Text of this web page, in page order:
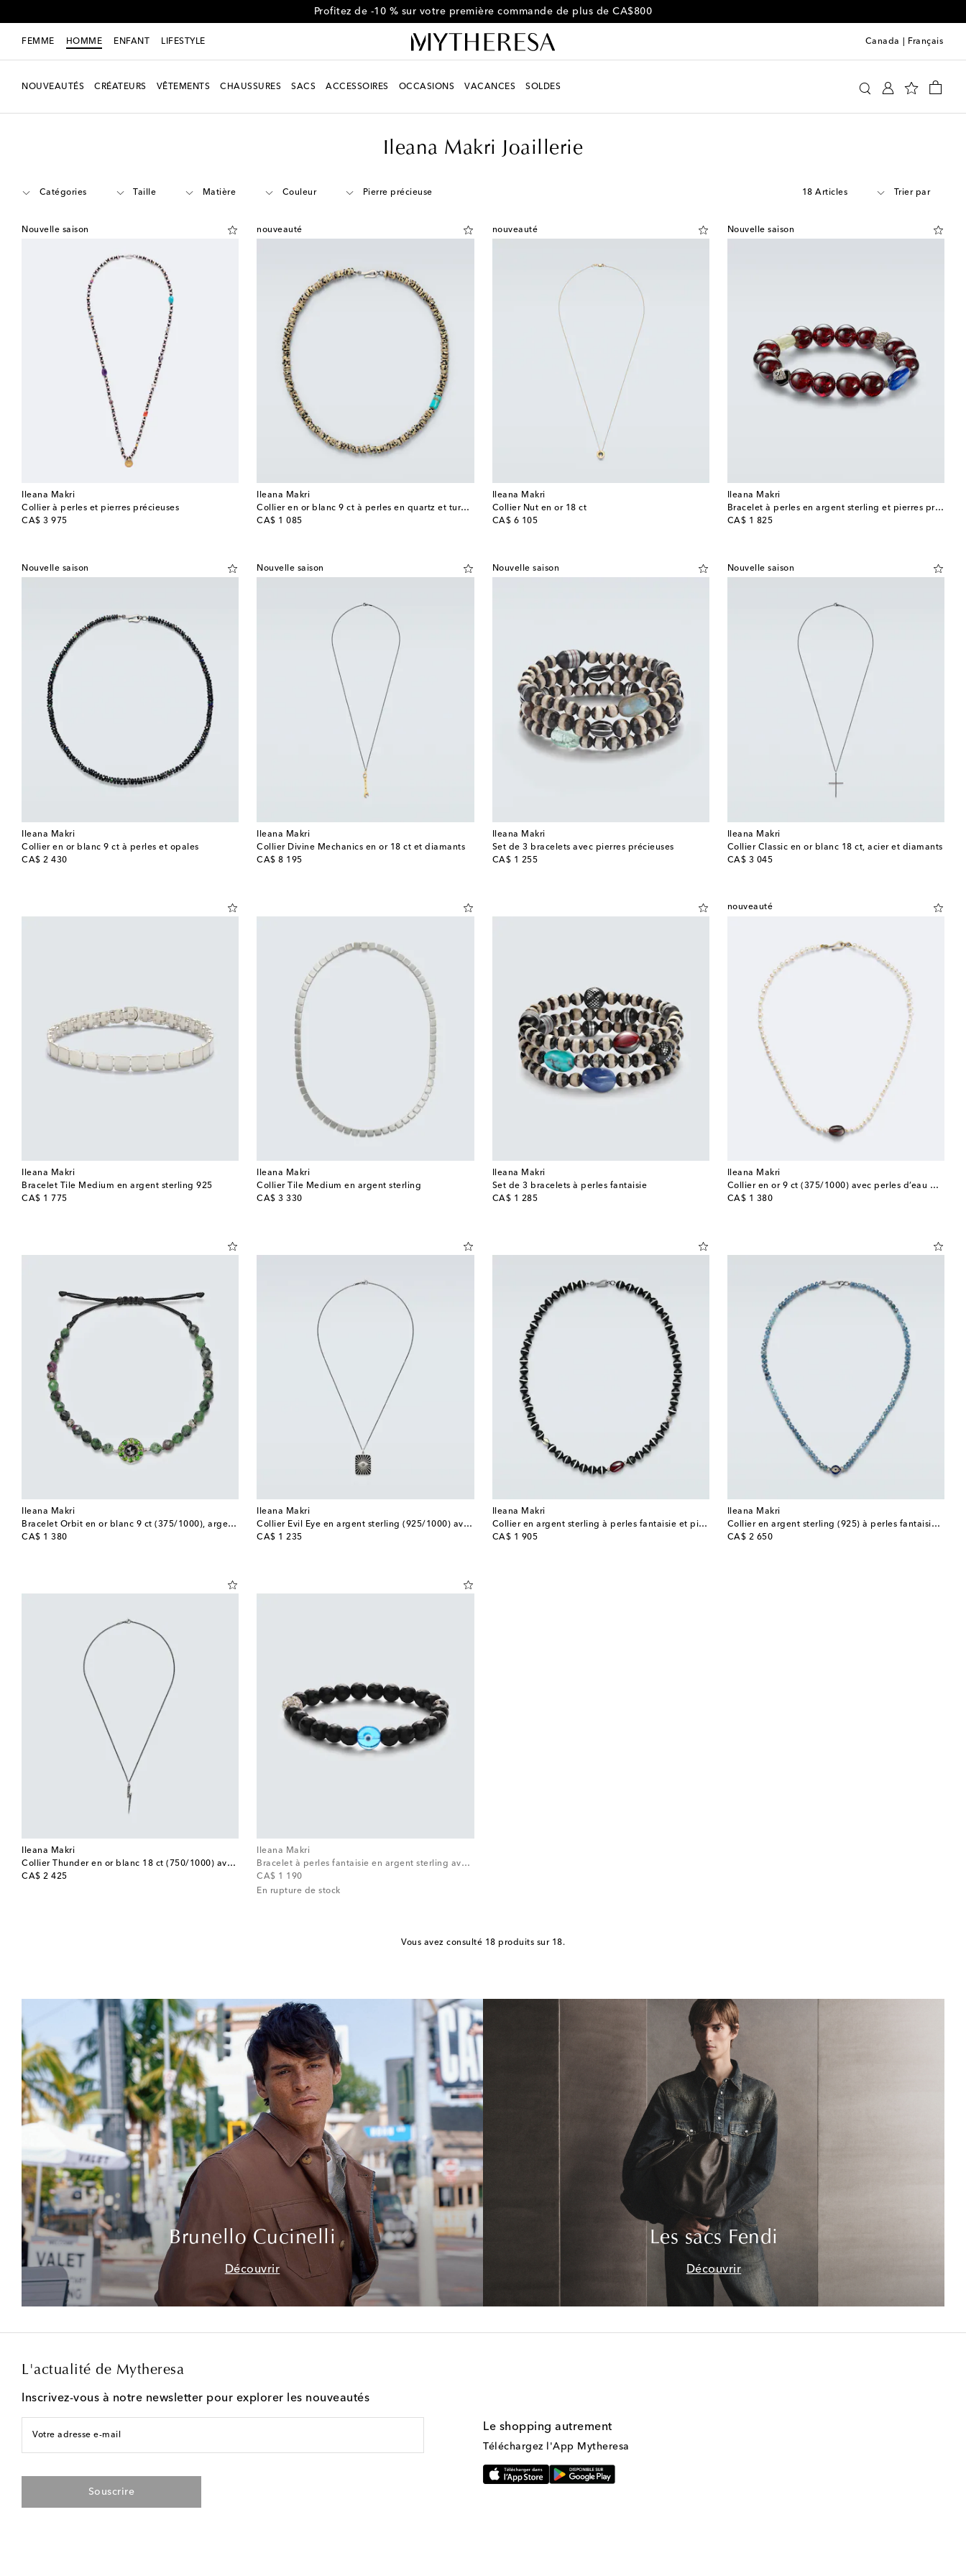
Profitez de -10 % sur votre première commande de plus de CA$800
FEMME HOMME ENFANT LIFESTYLE Canada Français
NOUVEAUTÉS CRÉATEURS VÊTEMENTS CHAUSSURES SACS ACCESSOIRES OCCASIONS VACANCES SOLDES
Ileana Makri Joaillerie
Catégories Taille Matière Couleur Pierre précieuse 18 Articles Trier par
Nouvelle saison
Ileana Makri
Collier à perles et pierres précieuses
CA$ 3 975
original price
nouveauté
Ileana Makri
Collier en or blanc 9 ct à perles en quartz et turquoises
CA$ 1 085
original price
nouveauté
Ileana Makri
Collier Nut en or 18 ct
CA$ 6 105
original price
Nouvelle saison
Ileana Makri
Bracelet à perles en argent sterling et pierres précieuses
CA$ 1 825
original price
Nouvelle saison
Ileana Makri
Collier en or blanc 9 ct à perles et opales
CA$ 2 430
original price
Nouvelle saison
Ileana Makri
Collier Divine Mechanics en or 18 ct et diamants
CA$ 8 195
original price
Nouvelle saison
Ileana Makri
Set de 3 bracelets avec pierres précieuses
CA$ 1 255
original price
Nouvelle saison
Ileana Makri
Collier Classic en or blanc 18 ct, acier et diamants
CA$ 3 045
original price
Ileana Makri
Bracelet Tile Medium en argent sterling 925
CA$ 1 775
original price
Ileana Makri
Collier Tile Medium en argent sterling
CA$ 3 330
original price
Ileana Makri
Set de 3 bracelets à perles fantaisie
CA$ 1 285
original price
nouveauté
Ileana Makri
Collier en or 9 ct (375/1000) avec perles d’eau douce et hessonite
CA$ 1 380
original price
Ileana Makri
Bracelet Orbit en or blanc 9 ct (375/1000), argent sterling (925) et pierres precieuses
CA$ 1 380
original price
Ileana Makri
Collier Evil Eye en argent sterling (925/1000) avec diamants
CA$ 1 235
original price
Ileana Makri
Collier en argent sterling à perles fantaisie et pierres précieuses
CA$ 1 905
original price
Ileana Makri
Collier en argent sterling (925) à perles fantaisie et pierres précieuses
CA$ 2 650
original price
Ileana Makri
Collier Thunder en or blanc 18 ct (750/1000) avec diamants
CA$ 2 425
original price
Ileana Makri
Bracelet à perles fantaisie en argent sterling avec onyx et diamants
CA$ 1 190
original price
En rupture de stock
Vous avez consulté 18 produits sur 18.
Brunello Cucinelli
Découvrir
Les sacs Fendi
Découvrir
L'actualité de Mytheresa
Inscrivez-vous à notre newsletter pour explorer les nouveautés
Votre adresse e-mail
Souscrire
Le shopping autrement
Téléchargez l'App Mytheresa